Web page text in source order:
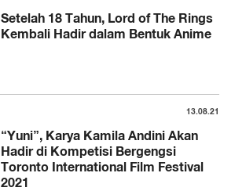
Setelah 18 Tahun, Lord of The Rings
Kembali Hadir dalam Bentuk Anime
13.08.21
“Yuni”, Karya Kamila Andini Akan
Hadir di Kompetisi Bergengsi
Toronto International Film Festival
2021